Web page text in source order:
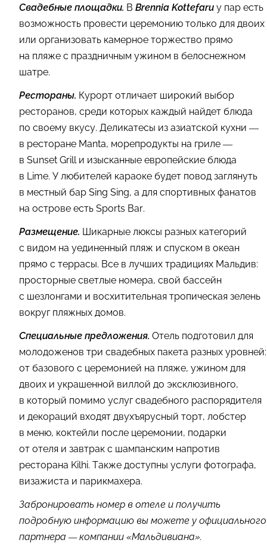
Свадебные площадки. В Brennia Kottefaru у пар есть
возможность провести церемонию только для двоих
или организовать камерное торжество прямо
на пляже с праздничным ужином в белоснежном
шатре.
Рестораны. Курорт отличает широкий выбор
ресторанов, среди которых каждый найдет блюда
по своему вкусу. Деликатесы из азиатской кухни —
в ресторане Manta, морепродукты на гриле —
в Sunset Grill и изысканные европейские блюда
в Lime. У любителей караоке будет повод заглянуть
в местный бар Sing Sing, а для спортивных фанатов
на острове есть Sports Bar.
Размещение. Шикарные люксы разных категорий
с видом на уединенный пляж и спуском в океан
прямо с террасы. Все в лучших традициях Мальдив:
просторные светлые номера, свой бассейн
с шезлонгами и восхитительная тропическая зелень
вокруг пляжных домов.
Специальные предложения. Отель подготовил для
молодоженов три свадебных пакета разных уровней:
от базового с церемонией на пляже, ужином для
двоих и украшенной виллой до эксклюзивного,
в который помимо услуг свадебного распорядителя
и декораций входят двухъярусный торт, лобстер
в меню, коктейли после церемонии, подарки
от отеля и завтрак с шампанским напротив
ресторана Kilhi. Также доступны услуги фотографа,
визажиста и парикмахера.
Забронировать номер в отеле и получить
подробную информацию вы можете у официального
партнера — компании «Мальдивиана».